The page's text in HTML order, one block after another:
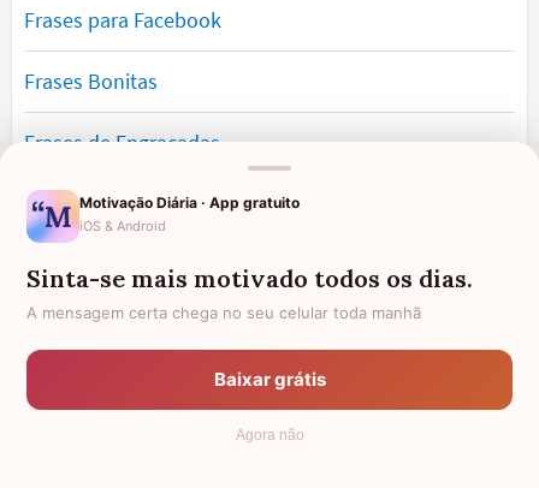
Frases para Facebook
Frases Bonitas
Frases de Engraçadas
Frases Românticas
Frases de Reflexão
Frases Lindas
Motivação Diária · App gratuito
iOS & Android
Sinta-se mais motivado todos os dias.
A mensagem certa chega no seu celular toda manhã
Baixar grátis
Agora não